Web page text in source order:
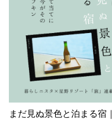
まだ見ぬ景色と泊まる宿｜